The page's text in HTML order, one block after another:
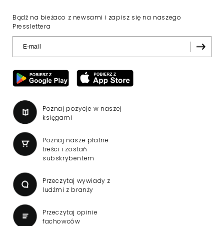
Bądź na bieżaco z newsami i zapisz się na naszego
Presslettera
Poznaj pozycje w naszej
księgarni
Poznaj nasze płatne
treści i zostań
subskrybentem
Przeczytaj wywiady z
ludźmi z branży
Przeczytaj opinie
fachowców